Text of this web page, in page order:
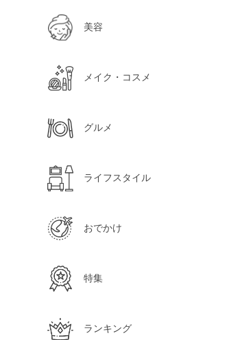
美容
メイク・コスメ
グルメ
ライフスタイル
おでかけ
特集
ランキング